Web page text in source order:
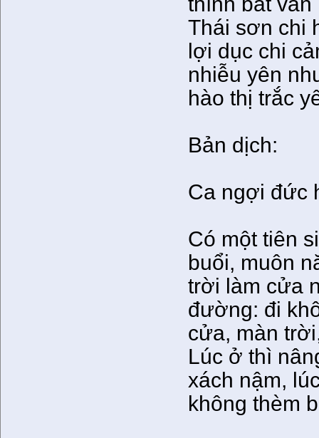
Thái sơn chi
lợi dục chi
nhiễu yên
hào thị trắc
Bản dịch:
Ca ngợi đức
Có một tiên
buổi, muôn
trời làm cửa
đường: đi
cửa, màn
Lúc ở thì
xách nậm,
không thèm